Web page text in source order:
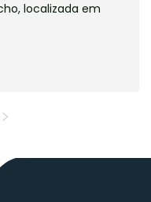
localizada em